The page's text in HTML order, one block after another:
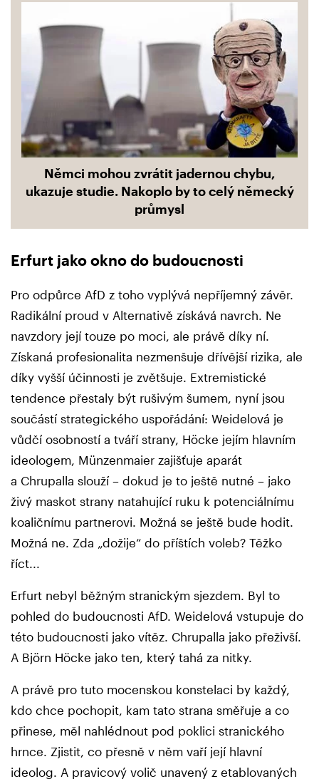
Němci mohou zvrátit jadernou chybu,
ukazuje studie. Nakoplo by to celý německý
průmysl
Erfurt jako okno do budoucnosti
Pro odpůrce AfD z toho vyplývá nepříjemný závěr.
Radikální proud v Alternativě získává navrch. Ne
navzdory její touze po moci, ale právě díky ní.
Získaná profesionalita nezmenšuje dřívější rizika, ale
díky vyšší účinnosti je zvětšuje. Extremistické
tendence přestaly být rušivým šumem, nyní jsou
součástí strategického uspořádání: Weidelová je
vůdčí osobností a tváří strany, Höcke jejím hlavním
ideologem, Münzenmaier zajišťuje aparát
a Chrupalla slouží – dokud je to ještě nutné – jako
živý maskot strany natahující ruku k potenciálnímu
koaličnímu partnerovi. Možná se ještě bude hodit.
Možná ne. Zda „dožije“ do příštích voleb? Těžko
říct...
Erfurt nebyl běžným stranickým sjezdem. Byl to
pohled do budoucnosti AfD. Weidelová vstupuje do
této budoucnosti jako vítěz. Chrupalla jako přeživší.
A Björn Höcke jako ten, který tahá za nitky.
A právě pro tuto mocenskou konstelaci by každý,
kdo chce pochopit, kam tato strana směřuje a co
přinese, měl nahlédnout pod poklici stranického
hrnce. Zjistit, co přesně v něm vaří její hlavní
ideolog. A pravicový volič unavený z etablovaných